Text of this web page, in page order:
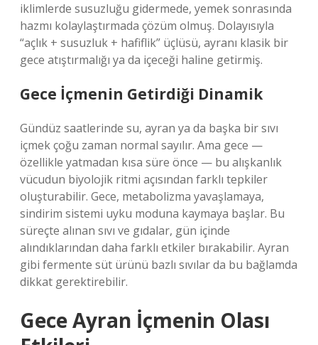
iklimlerde susuzluğu gidermede, yemek sonrasında
hazmı kolaylaştırmada çözüm olmuş. Dolayısıyla
“açlık + susuzluk + hafiflik” üçlüsü, ayranı klasik bir
gece atıştırmalığı ya da içeceği haline getirmiş.
Gece İçmenin Getirdiği Dinamik
Gündüz saatlerinde su, ayran ya da başka bir sıvı
içmek çoğu zaman normal sayılır. Ama gece —
özellikle yatmadan kısa süre önce — bu alışkanlık
vücudun biyolojik ritmi açısından farklı tepkiler
oluşturabilir. Gece, metabolizma yavaşlamaya,
sindirim sistemi uyku moduna kaymaya başlar. Bu
süreçte alınan sıvı ve gıdalar, gün içinde
alındıklarından daha farklı etkiler bırakabilir. Ayran
gibi fermente süt ürünü bazlı sıvılar da bu bağlamda
dikkat gerektirebilir.
Gece Ayran İçmenin Olası